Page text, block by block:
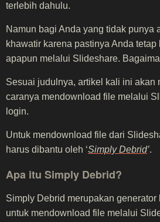
terlebih dahulu.
Namun bagi Anda yang tidak punya
khawatir karena pastinya Anda
apapun melalui Slideshare.
Sesuai judulnya, artikel kali ini akan
caranya mendownload file melalui
login.
Untuk mendownload file dari
harus dibantu oleh ‘Simply Debrid’.
Apa itu Simply Debrid?
Simply Debrid merupakan
untuk mendownload file melalui